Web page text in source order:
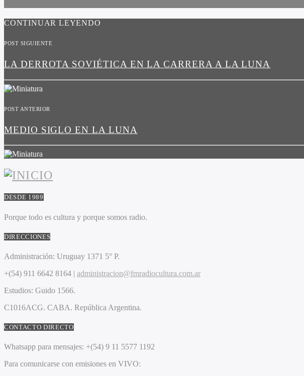
CONTINUAR LEYENDO
POST SIGUIENTE
LA DERROTA SOVIÉTICA EN LA CARRERA A LA LUNA
POST ANTERIOR
MEDIO SIGLO EN LA LUNA
DESDE 1989
Porque todo es cultura y porque somos radio.
DIRECCIONES
Administración: Uruguay 1371 5° P.
+(54) 911 6642 8164 | administracion@fmradiocultura.com.ar
Estudios: Guido 1566.
C1016ACG. CABA. República Argentina.
CONTACTO DIRECTO
Whatsapp para mensajes: +(54) 9 11 5577 1192
Para comunicarse con emisiones en VIVO: